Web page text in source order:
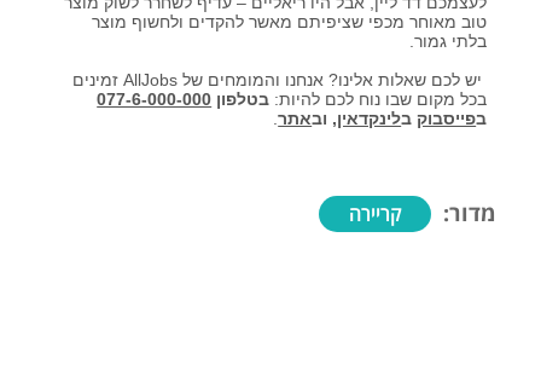
טוב מאוחר מכפי שציפיתם מאשר להקדים ולחשוף מוצר
בלתי גמור.
יש לכם שאלות אלינו? אנחנו והמומחים שלAllJobs זמינים
בכל מקום שבו נוח לכם להיות: בטלפון 077-6-000-000
בפייסבוק בלינקדאין, ובאתר.
מדור: קריירה